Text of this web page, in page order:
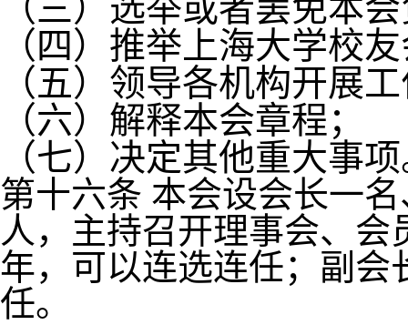
（三）选举或者罢免本
（四）推举上海大学校
（五）领导各机构开展
（六）解释本会章程；
（七）决定其他重大事
第十六条 本会设会长一
人，主持召开理事会、
年，可以连选连任；副会
任。